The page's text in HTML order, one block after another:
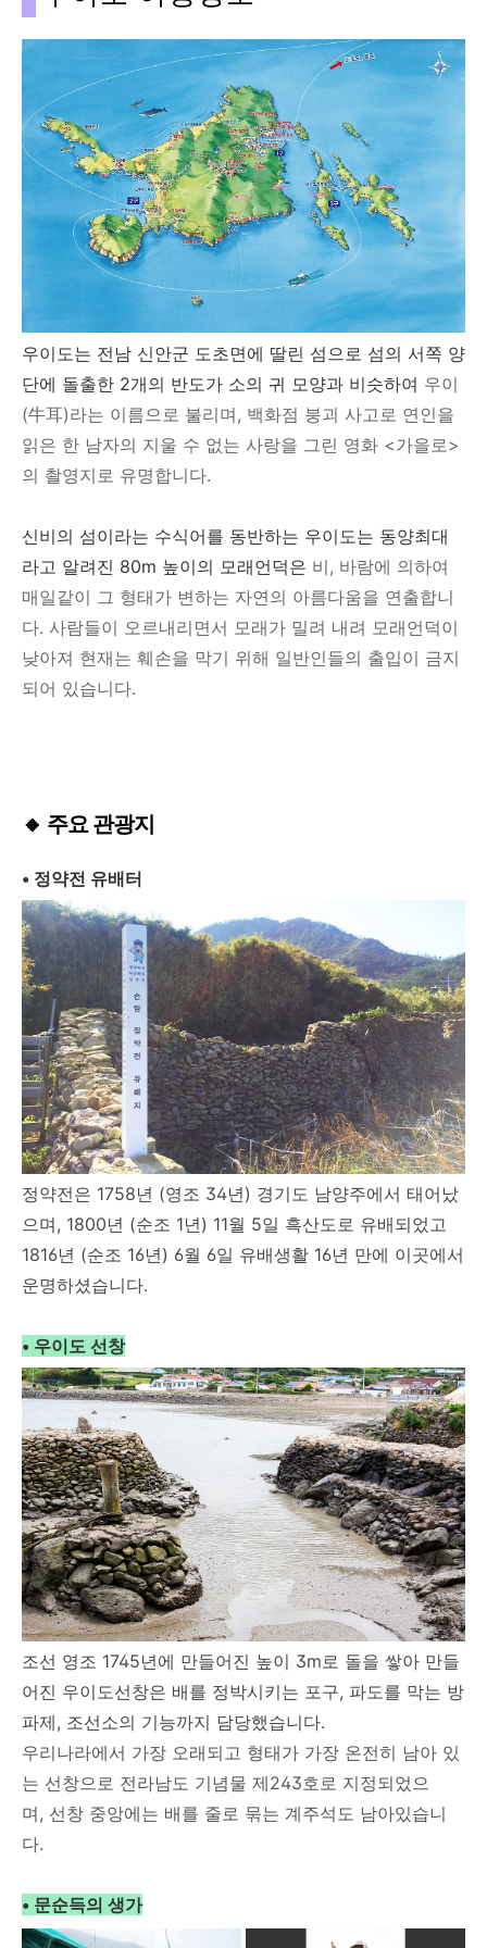
우이도는 전남 신안군 도초면에 딸린 섬으로 섬의 서쪽 양
단에 돌출한 2개의 반도가 소의 귀 모양과 비슷하여 우이
(牛耳)라는 이름으로 불리며, 백화점 붕괴 사고로 연인을
읽은 한 남자의 지울 수 없는 사랑을 그린 영화 <가을로>
의 촬영지로 유명합니다.
신비의 섬이라는 수식어를 동반하는 우이도는 동양최대
라고 알려진 80m 높이의 모래언덕은 비, 바람에 의하여
매일같이 그 형태가 변하는 자연의 아름다움을 연출합니
다. 사람들이 오르내리면서 모래가 밀려 내려 모래언덕이
낮아져 현재는 훼손을 막기 위해 일반인들의 출입이 금지
되어 있습니다.
🔸 주요 관광지
• 정약전 유배터
정약전은 1758년 (영조 34년) 경기도 남양주에서 태어났
으며, 1800년 (순조 1년) 11월 5일 흑산도로 유배되었고
1816년 (순조 16년) 6월 6일 유배생활 16년 만에 이곳에서
운명하셨습니다.
• 우이도 선창
조선 영조 1745년에 만들어진 높이 3m로 돌을 쌓아 만들
어진 우이도선창은 배를 정박시키는 포구, 파도를 막는 방
파제, 조선소의 기능까지 담당했습니다.
우리나라에서 가장 오래되고 형태가 가장 온전히 남아 있
는 선창으로 전라남도 기념물 제243호로 지정되었으
며, 선창 중앙에는 배를 줄로 묶는 계주석도 남아있습니
다.
• 문순득의 생가